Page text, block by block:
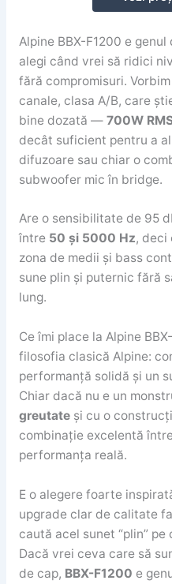
Alpine BBX-F1200 e
alegi când vrei să ridici
fără compromisuri.
canale, clasa A/B, care
bine dozată — 700W
decât suficient pentru a
difuzoare sau chiar o
subwoofer mic în bridge.
Are o sensibilitate de 95
între 50 și 5000 Hz, deci
zona de medii și bass
sune plin și puternic fără
lung.
Ce îmi place la Alpine
filosofia clasică Alpine:
performanță solidă și un
Chiar dacă nu e un
greutateși cu o
combinație excelentă
performanța reală.
E o alegere foarte
upgrade clar de calitate
caută acel sunet “plin”
Dacă vrei ceva care să
de cap, BBX-F1200 e